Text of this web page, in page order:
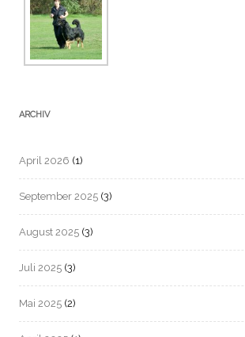
ARCHIV
April 2026 (1)
September 2025 (3)
August 2025 (3)
Juli 2025 (3)
Mai 2025 (2)